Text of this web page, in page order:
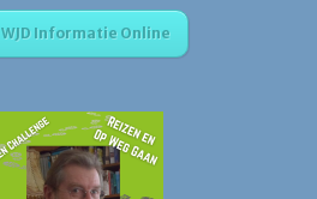
WJD Informatie Online